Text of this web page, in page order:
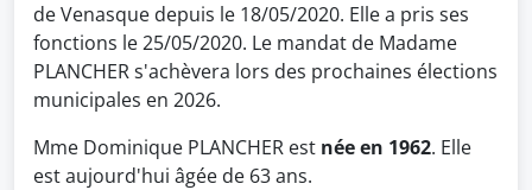
de Venasque depuis le 18/05/2020. Elle a pris ses
fonctions le 25/05/2020. Le mandat de Madame
PLANCHER s'achèvera lors des prochaines élections
municipales en 2026.
Mme Dominique PLANCHER est née en 1962. Elle
est aujourd'hui âgée de 63 ans.